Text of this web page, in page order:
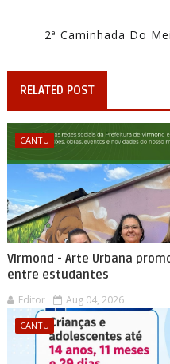
2ª Caminhada Do
RELATED POST
CANTU
Virmond - Arte Urbana
entre estudantes
Editor Aug 04, 2026
CANTU